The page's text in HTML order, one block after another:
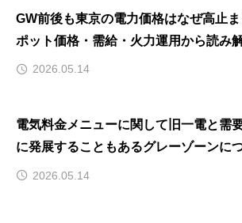
GW前後も東京の電力価格はなぜ高止まり
ポット価格・需給・火力運用から読み
場 ―2026.05.14
電気料金メニューに関して旧一電と需
に発展することもあるグレーゾーンについて ～歴
景・経緯を含めた解説～
2026.05.14